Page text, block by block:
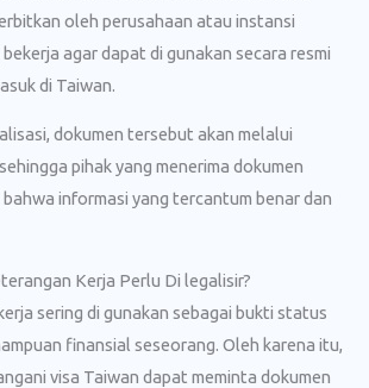
oleh perusahaan atau instansi
agar dapat di gunakan secara resmi
di Taiwan.
dokumen tersebut akan melalui
pihak yang menerima dokumen
informasi yang tercantum benar dan
Kerja Perlu Di legalisir?
sering di gunakan sebagai bukti status
finansial seseorang. Oleh karena itu,
visa Taiwan dapat meminta dokumen